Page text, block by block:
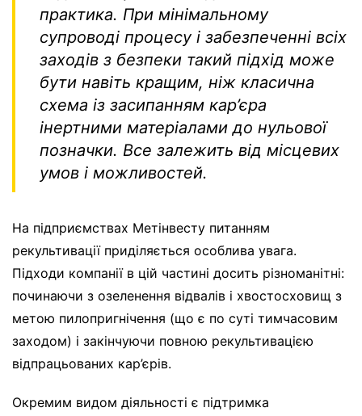
практика. При мінімальному
супроводі процесу і забезпеченні всіх
заходів з безпеки такий підхід може
бути навіть кращим, ніж класична
схема із засипанням кар’єра
інертними матеріалами до нульової
позначки. Все залежить від місцевих
умов і можливостей.
На підприємствах Метінвесту питанням
рекультивації приділяється особлива увага.
Підходи компанії в цій частині досить різноманітні:
починаючи з озеленення відвалів і хвостосховищ з
метою пилопригнічення (що є по суті тимчасовим
заходом) і закінчуючи повною рекультивацією
відпрацьованих кар’єрів.
Окремим видом діяльності є підтримка